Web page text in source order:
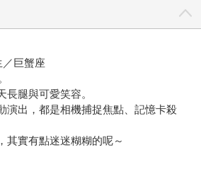
巨蟹座
腿與可愛笑容。
演出，都是相機捕捉焦點、記憶卡殺
實有點迷迷糊糊的呢～